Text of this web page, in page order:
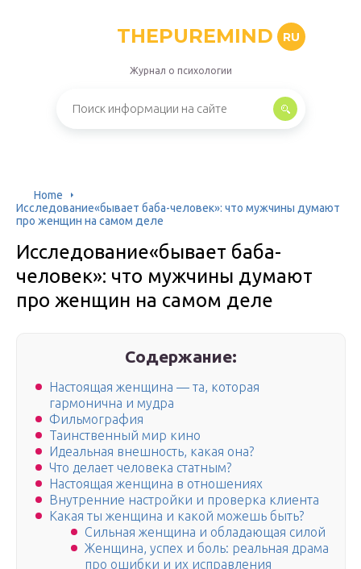
THEPUREMIND RU
Журнал о психологии
Home
Исследование«бывает баба-человек»: что мужчины думают
про женщин на самом деле
Исследование«бывает баба-
человек»: что мужчины думают
про женщин на самом деле
Содержание:
Настоящая женщина — та, которая
гармонична и мудра
Фильмография
Таинственный мир кино
Идеальная внешность, какая она?
Что делает человека статным?
Настоящая женщина в отношениях
Внутренние настройки и проверка клиента
Какая ты женщина и какой можешь быть?
Сильная женщина и обладающая силой
Женщина, успех и боль: реальная драма
про ошибки и их исправления